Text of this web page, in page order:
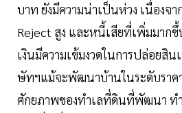
บาท ยังมีความน่าเป็นห่วง เนื่องจ
Reject สูง และหนี้เสียที่เพิ่มมากขึ้
เงินมีความเข้มงวดในการปล่อยสิ
ษัทฯแม้จะพัฒนาบ้านในระดับราค
ศักยภาพของทำเลที่ดินที่พัฒนา ท